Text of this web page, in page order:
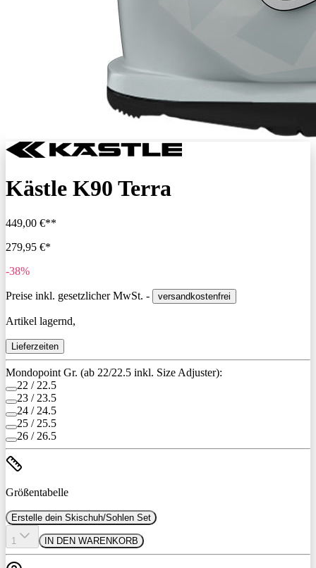
Kästle K90 Terra
449,00 €**
279,95 €*
-38%
Preise inkl. gesetzlicher MwSt. - versandkostenfrei
Artikel lagernd,
Lieferzeiten
Mondopoint Gr. (ab 22/22.5 inkl. Size Adjuster):
22 / 22.5
23 / 23.5
24 / 24.5
25 / 25.5
26 / 26.5
Größentabelle
Erstelle dein Skischuh/Sohlen Set
1 IN DEN WARENKORB